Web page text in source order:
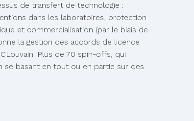
de transfert de technologie :
dans les laboratoires, protection
et commercialisation (par le biais de
la gestion des accords de licence
Plus de 70 spin-offs, qui
se basant en tout ou en partie sur des